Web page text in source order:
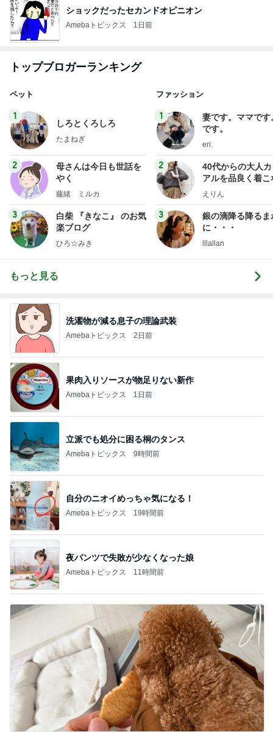
ショックだったセカンドオピニオン
Amebaトピックス 1日前
トップブロガーランキング
ペット
1
しろとくろしろ
たまねぎ
2
母さんは今日も世話を
やく
藤緒 ミルカ
3
白柴 『きなこ』 のお気
楽ブログ
ひろ☆みき
ファッション
1
妻です。ママです
です。
eri.
2
40代からの大人
アルを品良く着こ
ファッションブロ
えりん
3
銀の滴降る降るま
に・・・
illallan
もっと見る
洗濯物が減る息子の理論武装
Amebaトピックス 2日前
果肉入りソースが物足りない新作
Amebaトピックス 1日前
立派でも処分に困る桐のタンス
Amebaトピックス 9時間前
自分のニオイめっちゃ気になる！
Amebaトピックス 19時間前
夜パンツで失敗が少なくなった娘
Amebaトピックス 11時間前